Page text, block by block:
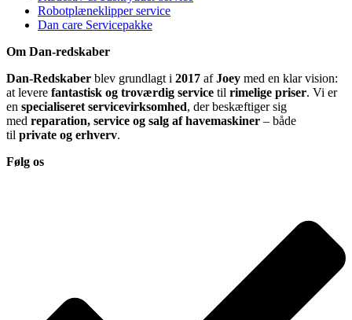
Robotplæneklipper service
Dan care Servicepakke
Om Dan-redskaber
Dan-Redskaber blev grundlagt i 2017 afJoey med en klar vision:
at levere fantastisk og troværdig service til rimelige priser. Vi er
en specialiseret servicevirksomhed, der beskæftiger sig
med reparation, service og salg af havemaskiner – både
til private og erhverv.
Følg os